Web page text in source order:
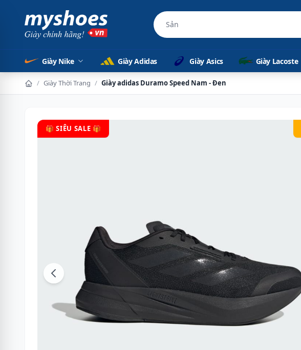
Sản phẩm chính hãng
Giày Nike Giày Adidas Giày Asics Giày Lacoste
/ Giày Thời Trang / Giày adidas Duramo Speed Nam - Đen
🎁 SIÊU SALE 🎁